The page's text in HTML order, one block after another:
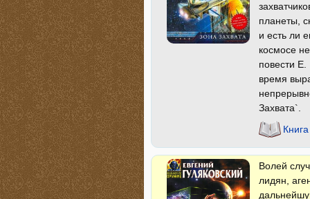
планеты,
и есть ли
космосе
повести Е.
время
Захвата`.
Волей
лидян,